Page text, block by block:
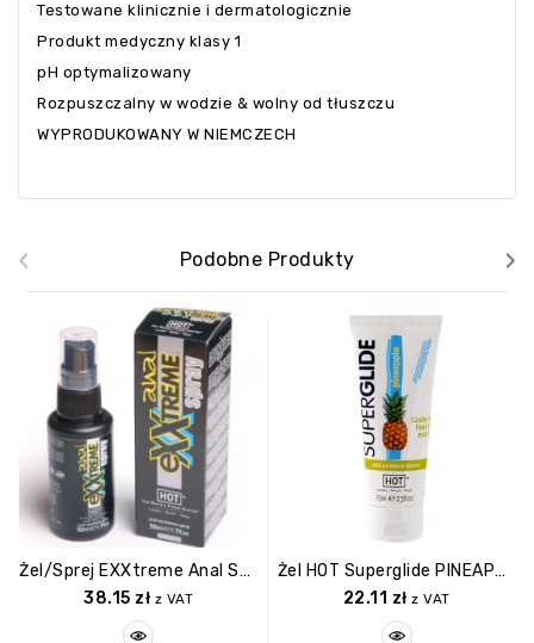
Testowane klinicznie i dermatologicznie
Produkt medyczny klasy 1
pH optymalizowany
Rozpuszczalny w wodzie & wolny od tłuszczu
WYPRODUKOWANY W NIEMCZECH
Podobne Produkty
Żel/sprej EXXtreme Anal Spray 50ml
38.15 zł z VAT
Żel HOT Superglide PINEAPPLE 75ml Edible Lubricant Waterbased
22.11 zł z VAT
‹ ›